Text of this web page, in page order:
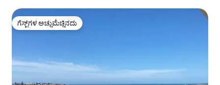
ಗೆಸ್ಟ್‌ಗಳ ಅಚ್ಚುಮೆಚ್ಚಿನದು
ಗೆಸ್ಟ್‌ಗಳ ಅಚ್ಚುಮೆಚ್ಚಿನದು